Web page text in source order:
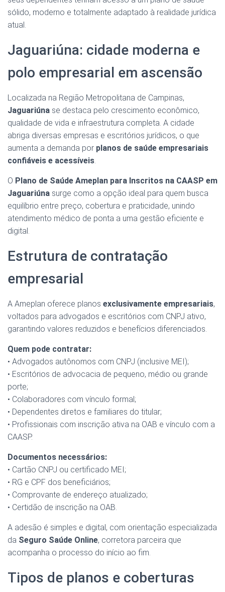
sólido, moderno e totalmente adaptado à realidade jurídica
atual.
Jaguariúna: cidade moderna e
polo empresarial em ascensão
Localizada na Região Metropolitana de Campinas,
Jaguariúna se destaca pelo crescimento econômico,
qualidade de vida e infraestrutura completa. A cidade
abriga diversas empresas e escritórios jurídicos, o que
aumenta a demanda por planos de saúde empresariais
confiáveis e acessíveis.
O Plano de Saúde Ameplan para Inscritos na CAASP em
Jaguariúna surge como a opção ideal para quem busca
equilíbrio entre preço, cobertura e praticidade, unindo
atendimento médico de ponta a uma gestão eficiente e
digital.
Estrutura de contratação
empresarial
A Ameplan oferece planos exclusivamente empresariais,
voltados para advogados e escritórios com CNPJ ativo,
garantindo valores reduzidos e benefícios diferenciados.
Quem pode contratar:
• Advogados autônomos com CNPJ (inclusive MEI);
• Escritórios de advocacia de pequeno, médio ou grande
porte;
• Colaboradores com vínculo formal;
• Dependentes diretos e familiares do titular;
• Profissionais com inscrição ativa na OAB e vínculo com a
CAASP.
Documentos necessários:
• Cartão CNPJ ou certificado MEI;
• RG e CPF dos beneficiários;
• Comprovante de endereço atualizado;
• Certidão de inscrição na OAB.
A adesão é simples e digital, com orientação especializada
da Seguro Saúde Online, corretora parceira que
acompanha o processo do início ao fim.
Tipos de planos e coberturas